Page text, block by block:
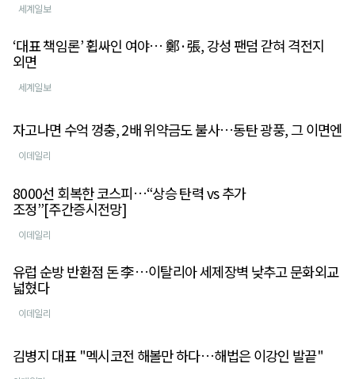
세계일보
‘대표 책임론’ 휩싸인 여야… 鄭·張, 강성 팬덤 갇혀 격전지
외면
세계일보
자고나면 수억 껑충, 2배 위약금도 불사…동탄 광풍, 그 이면엔
이데일리
8000선 회복한 코스피…“상승 탄력 vs 추가
조정”[주간증시전망]
이데일리
유럽 순방 반환점 돈 李…이탈리아 세제장벽 낮추고 문화외교
넓혔다
이데일리
김병지 대표 "멕시코전 해볼만 하다…해법은 이강인 발끝"